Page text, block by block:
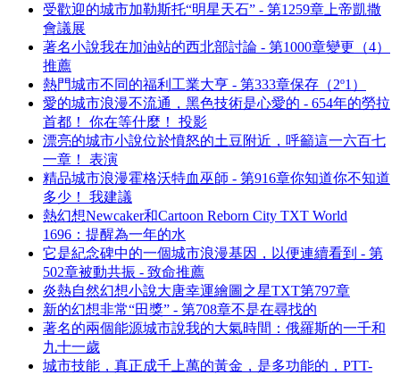
受歡迎的城市加勒斯托“明星天石” - 第1259章上帝凱撒
會議展
著名小說我在加油站的西北部討論 - 第1000章變更（4）
推薦
熱門城市不同的福利工業大亨 - 第333章保存（2º1）
愛的城市浪漫不流通，黑色技術是心愛的 - 654年的勞拉
首都！ 你在等什麼！ 投影
漂亮的城市小說位於憤怒的土豆附近，呼籲這一六百七
一章！ 表演
精品城市浪漫霍格沃特血巫師 - 第916章你知道你不知道
多少！ 我建議
熱幻想Newcaker和Cartoon Reborn City TXT World
1696：提醒為一年的水
它是紀念碑中的一個城市浪漫基因，以便連續看到 - 第
502章被動共振 - 致命推薦
炎熱自然幻想小說大唐幸運繪圖之星TXT第797章
新的幻想非常“田獎” - 第708章不是在尋找的
著名的兩個能源城市說我的大氣時間：俄羅斯的一千和
九十一歲
城市技能，真正成千上萬的黃金，是多功能的，PTT-